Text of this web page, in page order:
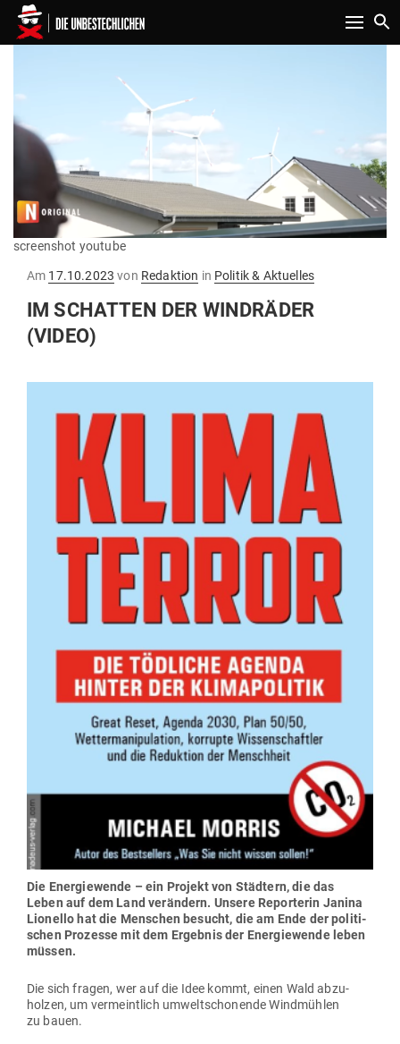
Toggle
screenshot youtube
Am Gepostet
17.10.2023 von Redaktion in Politik & Aktuelles
IM SCHATTEN DER WIND­RÄDER
(VIDEO)
Die Ener­gie­wende – ein Projekt von Städtern, die das
Leben auf dem Land ver­ändern. Unsere Repor­terin Janina
Lio­nello hat die Men­schen besucht, die am Ende der poli­ti­
schen Pro­zesse mit dem Ergebnis der Ener­gie­wende leben
müssen.
Die sich fragen, wer auf die Idee kommt, einen Wald abzu­
holzen, um ver­meintlich umwelt­scho­nende Wind­mühlen
zu bauen.